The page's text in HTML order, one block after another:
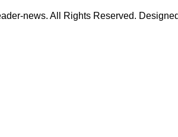
news. All Rights Reserved.